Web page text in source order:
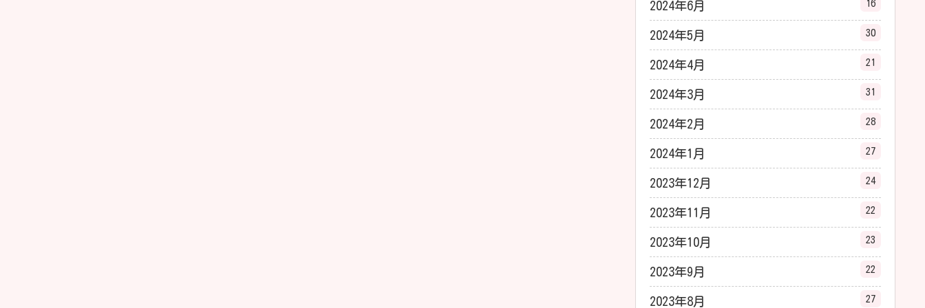
2024年6月 16
2024年5月 30
2024年4月 21
2024年3月 31
2024年2月 28
2024年1月 27
2023年12月 24
2023年11月 22
2023年10月 23
2023年9月 22
2023年8月 27